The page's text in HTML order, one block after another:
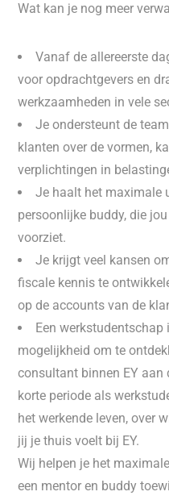
Wat kan je nog meer
Vanaf de allereerste
voor opdrachtgevers en
werkzaamheden in vele
Je ondersteunt de
klanten over de vormen,
verplichtingen in
Je haalt het maximale
persoonlijke buddy, die
voorziet.
Je krijgt veel kansen
fiscale kennis te
op de accounts van de
Een werkstudentschap
mogelijkheid om te
consultant binnen EY aan
korte periode als
het werkende leven, over
jij je thuis voelt bij EY.
Wij helpen je het
een mentor en buddy